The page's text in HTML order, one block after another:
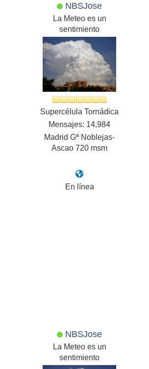
NBSJose
La Meteo es un
sentimiento
Supercélula Tornádica
Mensajes: 14,984
Madrid Gª Noblejas-
Ascao 720 msm
En línea
NBSJose
La Meteo es un
sentimiento